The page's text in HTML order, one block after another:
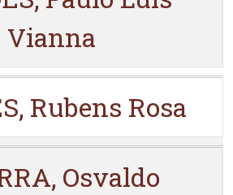
Vianna
Rubens Rosa
Osvaldo